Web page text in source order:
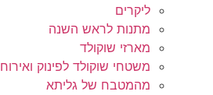
ליקרים
מתנות לראש השנה
מארזי שוקולד
משטחי שוקולד לפינוק ואירוח
מהמטבח של גליתא